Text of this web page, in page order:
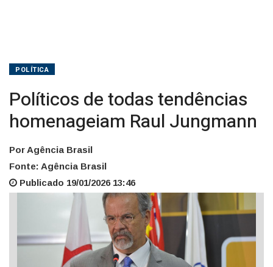
POLÍTICA
Políticos de todas tendências
homenageiam Raul Jungmann
Por Agência Brasil
Fonte: Agência Brasil
Publicado 19/01/2026 13:46